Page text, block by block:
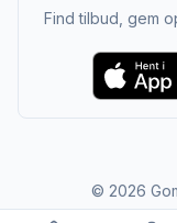
Find tilbud, gem
© 2026